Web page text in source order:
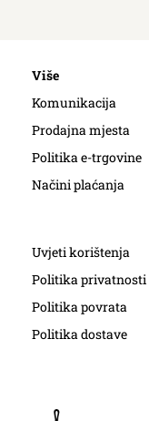
Više
Komunikacija
Prodajna mjesta
Politika e-trgovine
Načini plaćanja
Uvjeti korištenja
Politika privatnosti
Politika povrata
Politika dostave